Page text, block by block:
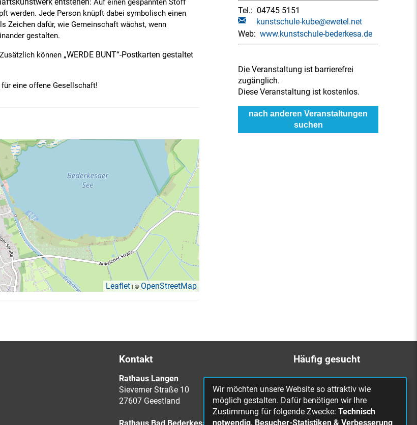
: Auf einen gespannten Stoff
werden. Jede Person knüpft dabei symbolisch einen
Zeichen dafür, wie Gemeinschaft wächst, wenn
gestalten.
können „WERDE BUNT“-Postkarten gestaltet
eine offene Gesellschaft!
Leaflet| © OpenStreetMap
Tel.: 04745 5151
kunstschule-kube@ewetel.net
Web: www.kunstschule-bederkesa.de
Die Veranstaltung ist barrierefrei
zugänglich.
Diese Veranstaltung ist kostenlos.
nach anderen Veranstaltungen
suchen
Kontakt
Rathaus Langen
Sieverner Straße 10
27607 Geestland
Häufig gesucht
Bürgerbüro
Online Rathaus
Was erledige ich wo?
Wir möchten unsere Website so attraktiv wie
möglich gestalten. Dafür benötigen wir Ihre
Zustimmung für folgende Zwecke: Technisch
notwendig, Besucher-Statistiken & Verbesserung